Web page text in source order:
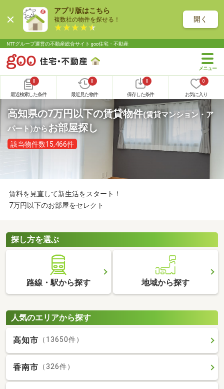
アプリ版はこちら
複数社の物件を探せる！ 開く
NTTグループ運営の不動産総合サイト goo住宅・不動産
0
最近検索した条件
0
最近見た物件
0
保存した条件
0
お気に入り
高知県の7万円以下の賃貸物件(賃貸マンション・ア
パート)からお部屋探し
該当物件数15,466件
賃料を見直して新生活をスタート！
7万円以下のお部屋をセレクト
探し方を選ぶ
路線・駅から探す 地域から探す
人気のエリアから探す
高知市 （13650件）
香南市 （326件）